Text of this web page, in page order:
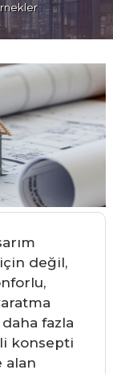
değil,
fazla
konsepti
alan